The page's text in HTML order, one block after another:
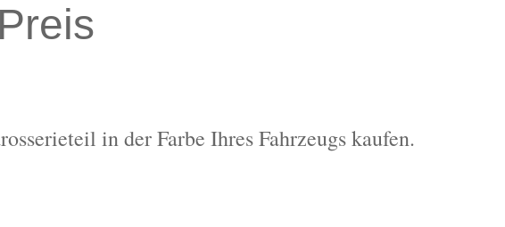
in der Farbe Ihres Fahrzeugs kaufen.